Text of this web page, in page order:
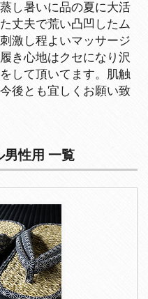
し暑いに品の夏に大活
丈夫で荒い凸凹したム
激し程よいマッサージ
き心地はクセになり沢
して頂いてます。肌触
後とも宜しくお願い致
男性用 一覧